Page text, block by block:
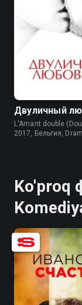
6.2 6.2
Двуличный
L'Amant double
2017, Бельгия,
Ko'proq